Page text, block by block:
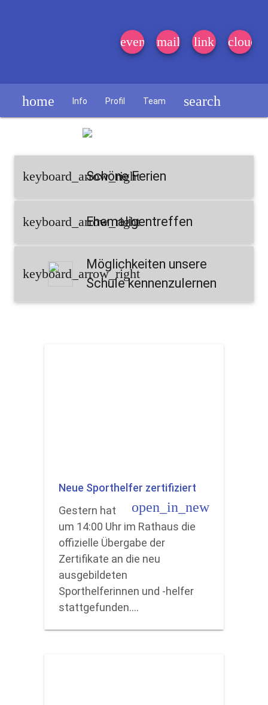
event_note
mail link cloud
home Info Profil Team search
keyboard_arrow_right
Schöne Ferien
keyboard_arrow_rightEhemaligentreffen
keyboard_arrow_right
Möglichkeiten unsere
Schule kennenzulernen
Neue Sporthelfer zertifiziert
open_in_new
Gestern hat
um 14:00 Uhr im Rathaus die
offizielle Übergabe der
Zertifikate an die neu
ausgebildeten
Sporthelferinnen und -helfer
stattgefunden.…